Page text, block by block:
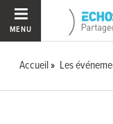
MENU
Accueil Les